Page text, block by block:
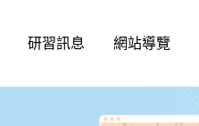
研習訊息 網站導覽